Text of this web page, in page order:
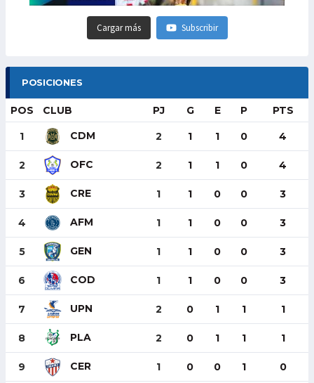
Cargar más Subscribir
POSICIONES
POS CLUB PJ G E P PTS
1 CDM 2 1 1 0 4
2 OFC 2 1 1 0 4
3 CRE 1 1 0 0 3
4 AFM 1 1 0 0 3
5 GEN 1 1 0 0 3
6 COD 1 1 0 0 3
7 UPN 2 0 1 1 1
8 PLA 2 0 1 1 1
9 CER 1 0 0 1 0